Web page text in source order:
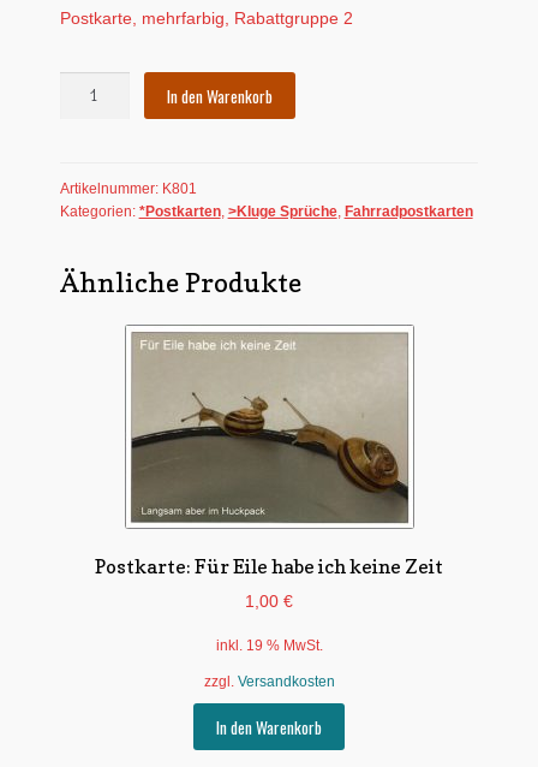
Individuelle Motive
Gummiertes Papier
Postkarte, mehrfarbig, Rabattgruppe 2
In den Warenkorb
Artikelnummer: K801
Kategorien: *Postkarten, >Kluge Sprüche, Fahrradpostkarten
Ähnliche Produkte
Postkarte: Für Eile habe ich keine Zeit
1,00 €
inkl. 19 % MwSt.
zzgl. Versandkosten
In den Warenkorb